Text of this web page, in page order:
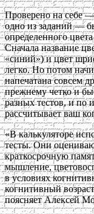
Проверено на себе
одно из заданий —
определенного
Сначала название
«синий») и цвет
легко. Но потом
напечатана совсем
прежнему четко и
разных тестов, и по
рассчитывает ваш
«В калькуляторе
тесты. Они
краткосрочную
мышление,
в условиях
когнитивный
поясняет Алексей